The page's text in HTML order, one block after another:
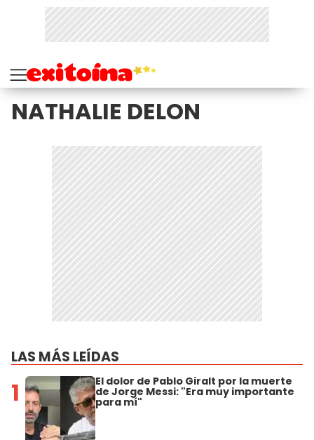
NATHALIE DELON
LAS MÁS LEÍDAS
1 El dolor de Pablo Giralt por la muerte
de Jorge Messi: "Era muy importante
para mí"